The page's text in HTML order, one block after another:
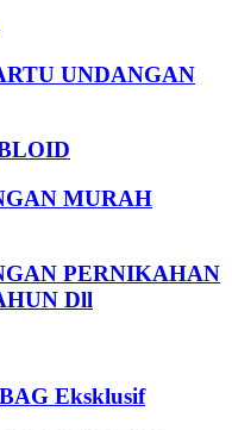
UNDANGAN
MURAH
PERNIKAHAN
Dll
Eksklusif